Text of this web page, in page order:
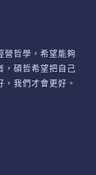
營哲學，希望能夠
，碩哲希望把自己
我們才會更好。